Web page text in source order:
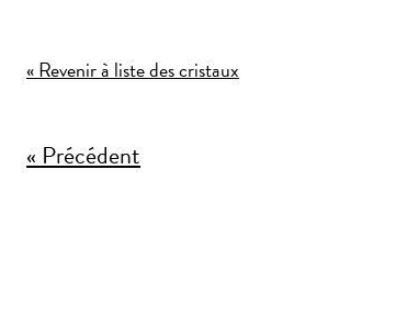
« Revenir à liste des cristaux
« Précédent